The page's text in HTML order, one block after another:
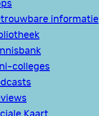
informatie
colleges
Kaart